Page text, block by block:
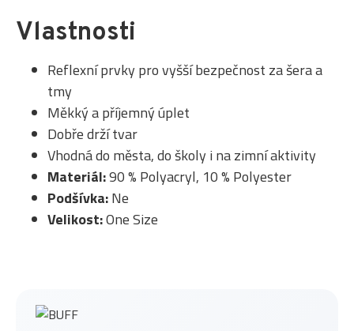
Vlastnosti
Reflexní prvky pro vyšší bezpečnost za šera a
tmy
Měkký a příjemný úplet
Dobře drží tvar
Vhodná do města, do školy i na zimní aktivity
Materiál:90 % Polyacryl, 10 % Polyester
Podšívka:Ne
Velikost:One Size